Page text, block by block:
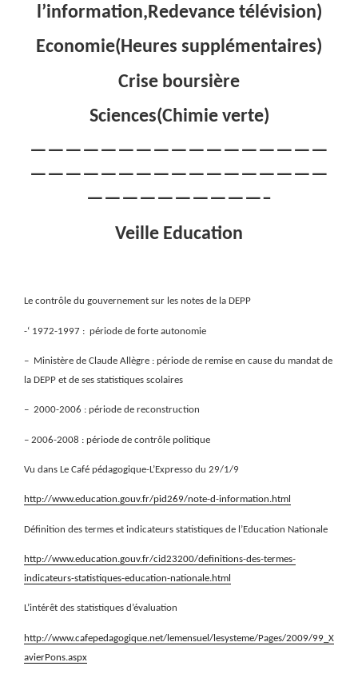
l’information,Redevance télévision)
Economie(Heures supplémentaires)
Crise boursière
Sciences(Chimie verte)
—————————————————
—————————————————
——————————–
Veille Education
Le contrôle du gouvernement sur les notes de la DEPP
-‘ 1972-1997 : période de forte autonomie
– Ministère de Claude Allègre : période de remise en cause du mandat de
la DEPP et de ses statistiques scolaires
– 2000-2006 : période de reconstruction
– 2006-2008 : période de contrôle politique
Vu dans Le Café pédagogique-L’Expresso du 29/1/9
http://www.education.gouv.fr/pid269/note-d-information.html
Définition des termes et indicateurs statistiques de l’Education Nationale
http://www.education.gouv.fr/cid23200/definitions-des-termes-
indicateurs-statistiques-education-nationale.html
L’intérêt des statistiques d’évaluation
http://www.cafepedagogique.net/lemensuel/lesysteme/Pages/2009/99_X
avierPons.aspx